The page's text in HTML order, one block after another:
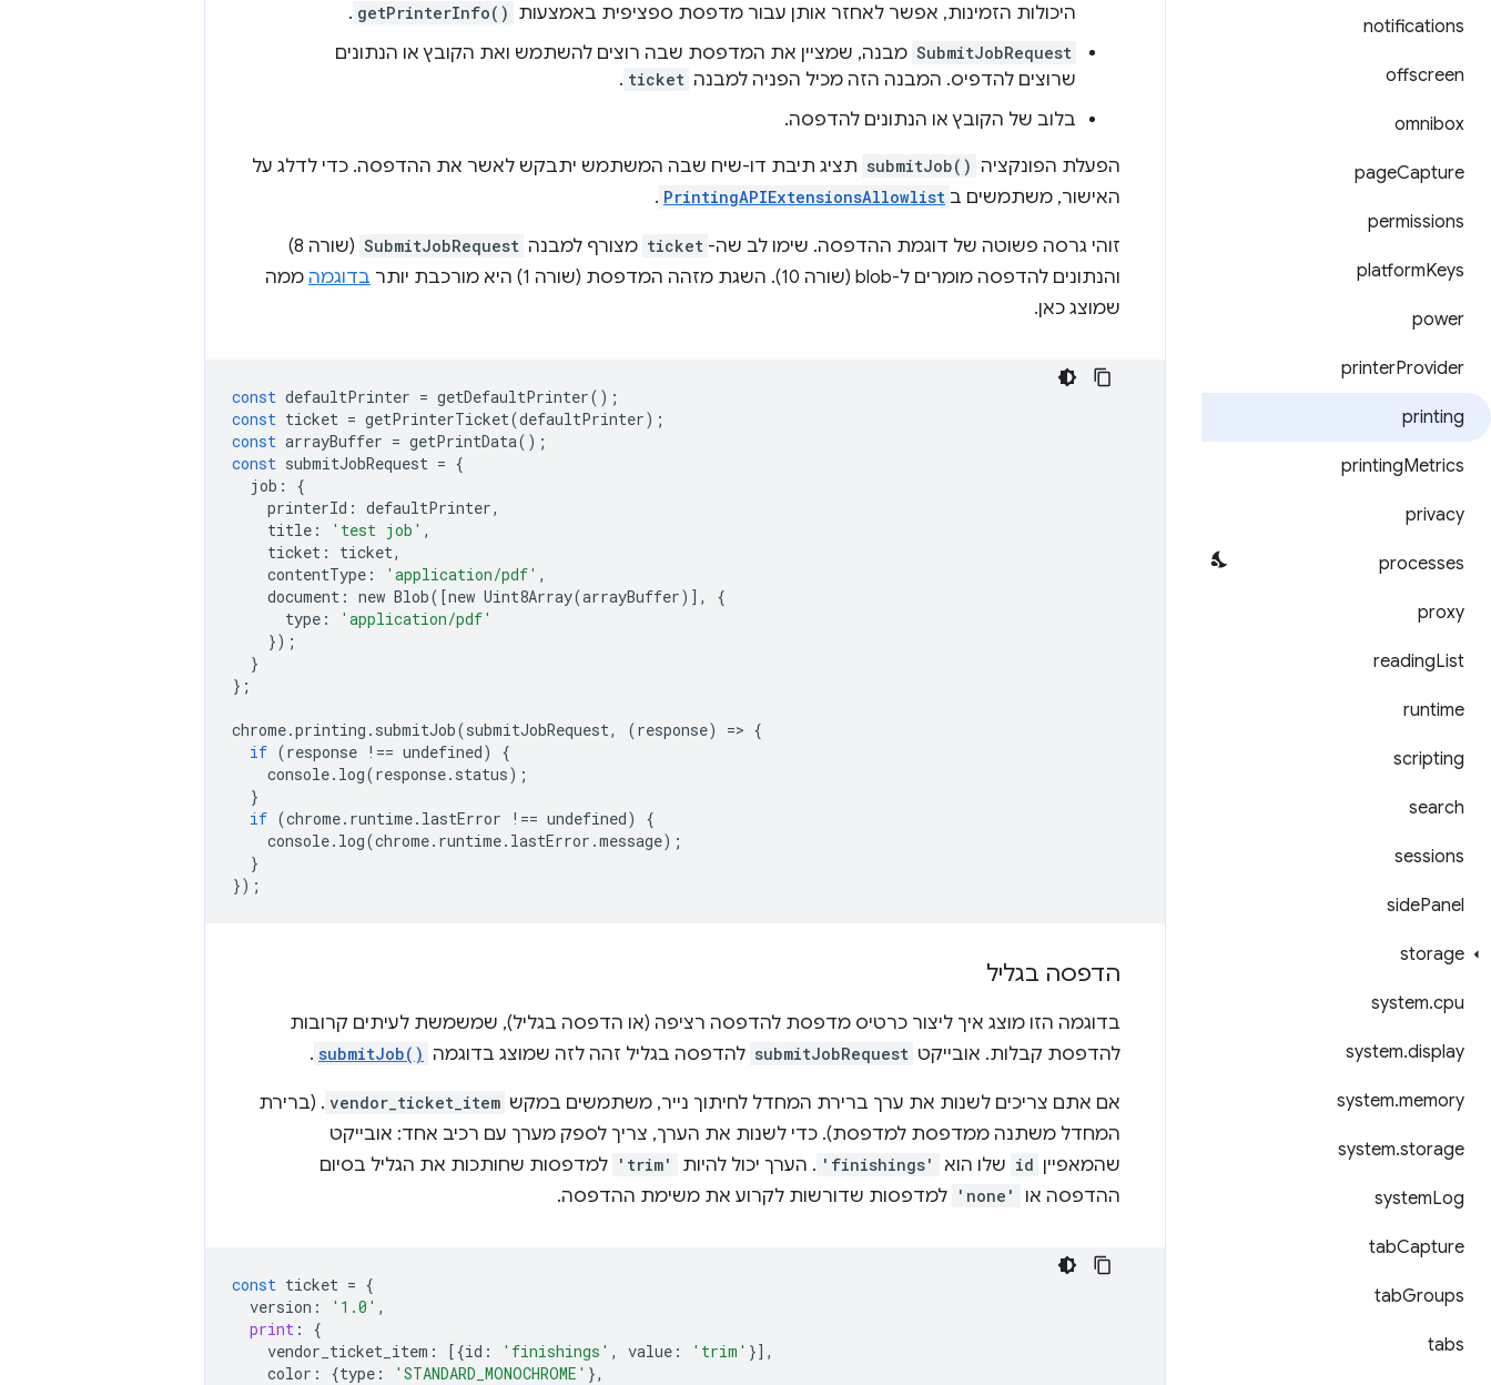
notifications
offscreen
omnibox
pageCapture
permissions
platformKeys
power
printerProvider
printing
printingMetrics
privacy
processes
proxy
readingList
runtime
scripting
search
sessions
sidePanel
storage
system.cpu
system.display
system.memory
system.storage
systemLog
tabCapture
tabGroups
tabs
היכולות הזמינות, אפשר לאחזר אותן עבור מדפסת ספציפית באמצעות getPrinterInfo()
.
SubmitJobRequest מבנה, שמציין את המדפסת שבה רוצים להשתמש ואת הקובץ או הנתונים
שרוצים להדפיס. המבנה הזה מכיל הפניה למבנה ticket
.
בלוב של הקובץ או הנתונים להדפסה.
הפעלת הפונקציה submitJob() תציג תיבת דו-שיח שבה המשתמש יתבקש לאשר את ההדפסה. כדי לדלג על
האישור, משתמשים ב PrintingAPIExtensionsAllowlist
.
זוהי גרסה פשוטה של דוגמת ההדפסה. שימו לב שה- ticket מצורף למבנה SubmitJobRequest
(שורה 8)
והנתונים להדפסה מומרים ל-blob (שורה 10). השגת מזהה המדפסת (שורה 1) היא מורכבת יותר
בדוגמה ממה
שמוצג כאן.
const defaultPrinter = getDefaultPrinter();
const ticket = getPrinterTicket(defaultPrinter);
const arrayBuffer = getPrintData();
const submitJobRequest = {
job :
{
printerId : defaultPrinter,
title : 'test job' ,
ticket : ticket,
contentType : 'application/pdf' ,
document : new Blob([new Uint8Array(arrayBuffer)],
{
type :
'application/pdf'
});
}
};
chrome.printing . submitJob(submitJobRequest, (response) => {
if (response !== undefined)
{
console. log(response. status);
}
if (chrome. runtime. lastError !== undefined)
{
console. log(chrome. runtime. lastError .message);
}
});
הדפסה בגליל
בדוגמה הזו מוצג איך ליצור כרטיס מדפסת להדפסה רציפה (או הדפסה בגליל), שמשמשת לעיתים קרובות
להדפסת קבלות. אובייקט submitJobRequest להדפסה בגליל זהה לזה שמוצג בדוגמה submitJob()
.
אם אתם צריכים לשנות את ערך ברירת המחדל לחיתוך נייר, משתמשים במקש vendor_ticket_item . (ברירת
המחדל משתנה ממדפסת למדפסת). כדי לשנות את הערך, צריך לספק מערך עם רכיב אחד: אובייקט
שהמאפיין id שלו הוא 'finishings' . הערך יכול להיות 'trim' למדפסות שחותכות את הגליל בסיום
ההדפסה או
'none' למדפסות שדורשות לקרוע את משימת ההדפסה.
const ticket = {
version : '1.0' ,
print :
{
vendor_ticket_item : [{id : 'finishings' , value : 'trim' }],
color : {type : 'STANDARD_MONOCHROME' },